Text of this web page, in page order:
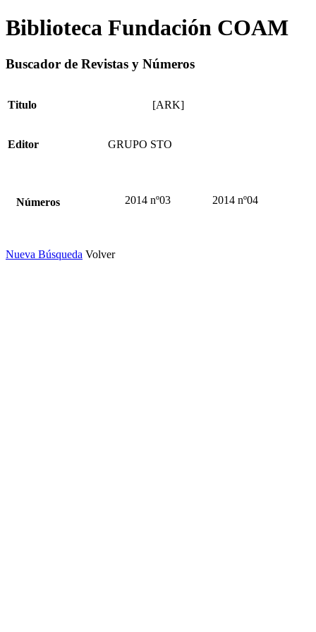
Biblioteca Fundación COAM
Buscador de Revistas y Números
Titulo [ARK]
Editor GRUPO STO
Números 2014 nº03 2014 nº04
Nueva Búsqueda Volver